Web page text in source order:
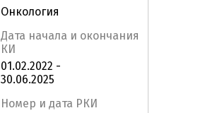
Онкология
Дата начала и окончания
КИ
01.02.2022 -
30.06.2025
Номер и дата РКИ